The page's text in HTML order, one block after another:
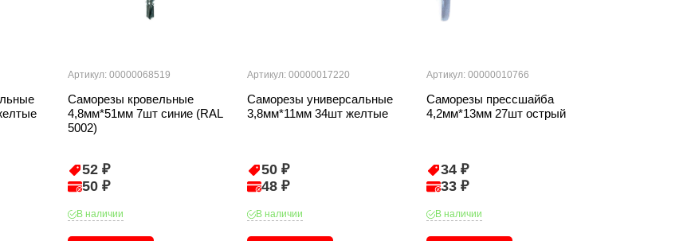
Артикул: 00000068519
Саморезы кровельные
4,8мм*51мм 7шт синие (RAL
5002)
52 ₽
50 ₽
В наличии
Артикул: 00000017220
Саморезы универсальные
3,8мм*11мм 34шт желтые
50 ₽
48 ₽
В наличии
Артикул: 00000010766
Саморезы прессшайба
4,2мм*13мм 27шт острый
34 ₽
33 ₽
В наличии